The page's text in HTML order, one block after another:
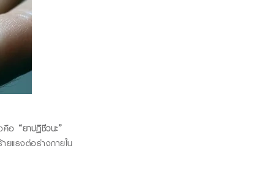
คือ “ยาปฏิชีวนะ”
ยแรงต่อร่างกายใน